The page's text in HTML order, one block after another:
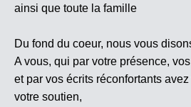
ainsi que toute la famille
Du fond du coeur, nous vous
A vous, qui par votre présence,
et par vos écrits réconfortants
votre soutien,